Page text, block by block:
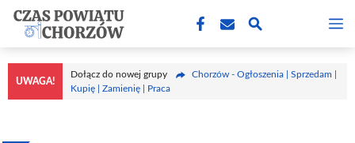
Przejdź
treści
UWAGA!
Dołącz do nowej grupy
Chorzów - Ogłoszenia | Sprzedam |
Kupię | Zamienię | Praca